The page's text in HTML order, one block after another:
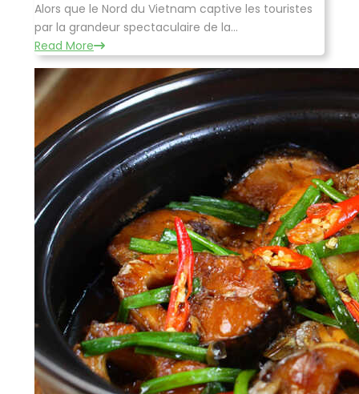
Alors que le Nord du Vietnam captive les touristes
par la grandeur spectaculaire de la...
Read More